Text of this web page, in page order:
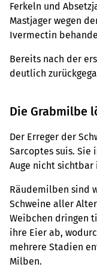
Ferkeln und
Mastjager wegen
Ivermectin
Bereits nach der
deutlich
Die Grabmilbe
Der Erreger der
Sarcoptes suis. Sie
Auge nicht sichtbar
Räudemilben sind
Schweine aller
Weibchen dringen
ihre Eier ab,
mehrere Stadien
Milben.